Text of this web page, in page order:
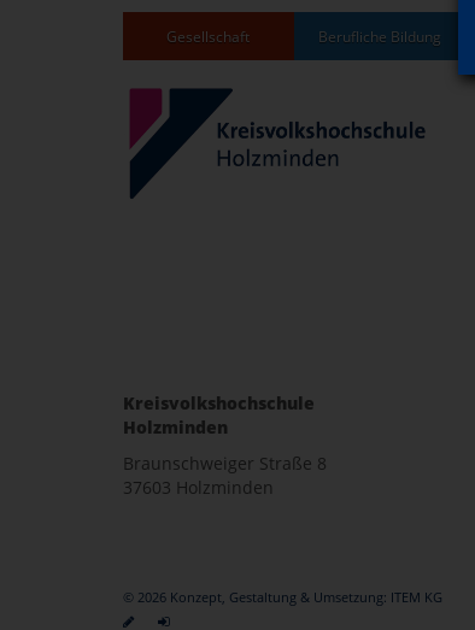
Gesellschaft Berufliche Bildung
Kreisvolkshochschule
Holzminden
Braunschweiger Straße 8
37603 Holzminden
© 2026 Konzept, Gestaltung & Umsetzung: ITEM KG